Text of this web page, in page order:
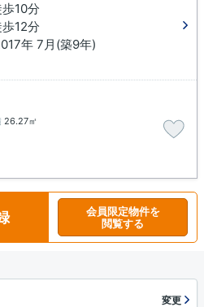
10分
12分
年 7月(築9年)
26.27㎡
会員限定物件を
閲覧する
変更